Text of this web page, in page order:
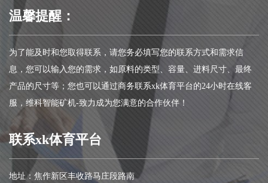
温馨提醒：
为了能及时和您取得联系，请您务必填写您的联系方式和需求信
息，您可以输入您的需求，如原料的类型、容量、进料尺寸、最终
产品的尺寸等；您也可以通过商务联系xk体育平台的24小时在线客
服，维科智能矿机-致力成为您满意的合作伙伴！
联系xk体育平台
地址：焦作新区丰收路马庄段路南